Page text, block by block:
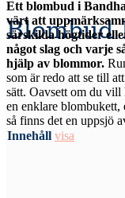
Blombud
Ett blombud i
värt att
särskilda högtider
något slag och varje
hjälp av blommor.
som är redo att se till
sätt. Oavsett om du vill
en enklare
så finns det en uppsjö
Innehåll visa